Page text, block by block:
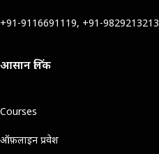
+91-9116691119, +91-9829213213
आसान लिंक
Courses
ऑफ़लाइन प्रवेश